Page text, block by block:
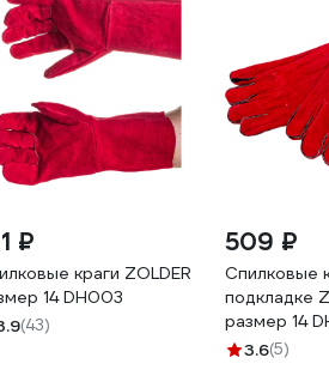
₽
краги ZOLDER
14 DH003
(43)
509 ₽
Спилковые
подкладке
размер 14
3.6(5)